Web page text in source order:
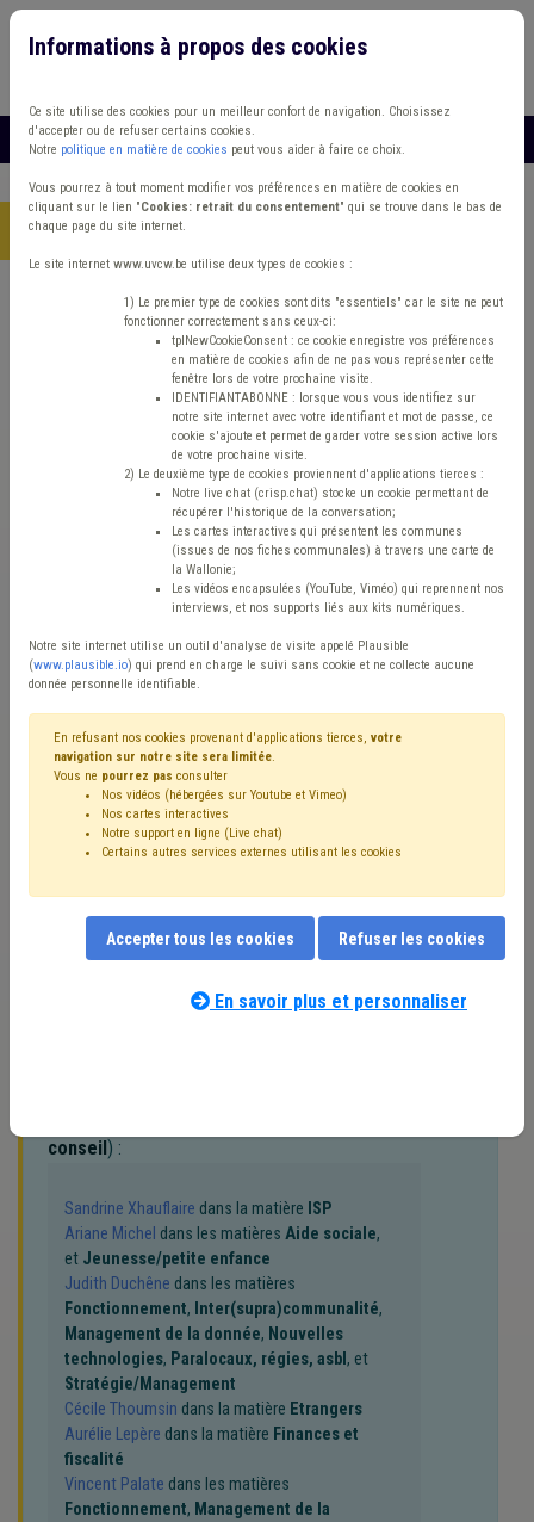
Accueil > Etudes et chiffres CPAS Aide sociale
Trouver un contenu
Etudes et chiffres CPAS Aide sociale
Etudes et chiffres
Filtrer cette requête avec des mots-clés
⇒ CPAS (retirer le mot clé)
Fonds social(2) GRD(2) Électricité
Emploi(2) Gaz(2) Maison de repos
Précarité énergétique (2) Coronavirus(2) Mazout
(1) Enquête(1) Salaire(1) Droit de tirage(1)
(1)
conseil) :
Sandrine Xhauflaire dans la matière ISP
Ariane Michel dans les matièresAide sociale,
et Jeunesse/petite enfance
Judith Duchêne dans les matières
Fonctionnement, Inter(supra)communalité,
Management de la donnée, Nouvelles
technologies, Paralocaux, régies, asbl, et
Stratégie/Management
Cécile Thoumsin dans la matière Etrangers
Aurélie Lepère dans la matière Finances et
fiscalité
Vincent Palate dans les matières
Fonctionnement, Management de la
Informations à propos des cookies
Ce site utilise des cookies pour un meilleur confort de navigation. Choisissez
d'accepter ou de refuser certains cookies.
Notre politique en matière de cookies peut vous aider à faire ce choix.
Vous pourrez à tout moment modifier vos préférences en matière de cookies en
cliquant sur le lien "Cookies: retrait du consentement" qui se trouve dans le bas de
chaque page du site internet.
Le site internet www.uvcw.be utilise deux types de cookies :
1) Le premier type de cookies sont dits "essentiels" car le site ne peut
fonctionner correctement sans ceux-ci:
tplNewCookieConsent : ce cookie enregistre vos préférences
en matière de cookies afin de ne pas vous représenter cette
fenêtre lors de votre prochaine visite.
IDENTIFIANTABONNE : lorsque vous vous identifiez sur
notre site internet avec votre identifiant et mot de passe, ce
cookie s'ajoute et permet de garder votre session active lors
de votre prochaine visite.
2) Le deuxième type de cookies proviennent d'applications tierces :
Notre live chat (crisp.chat) stocke un cookie permettant de
récupérer l'historique de la conversation;
Les cartes interactives qui présentent les communes
(issues de nos fiches communales) à travers une carte de
la Wallonie;
Les vidéos encapsulées (YouTube, Viméo) qui reprennent nos
interviews, et nos supports liés aux kits numériques.
Notre site internet utilise un outil d'analyse de visite appelé Plausible
(www.plausible.io) qui prend en charge le suivi sans cookie et ne collecte aucune
donnée personnelle identifiable.
En refusant nos cookies provenant d'applications tierces, votre
navigation sur notre site sera limitée.
Vous ne pourrez pas consulter
Nos vidéos (hébergées sur Youtube et Vimeo)
Nos cartes interactives
Notre support en ligne (Live chat)
Certains autres services externes utilisant les cookies
Accepter tous les cookies Refuser les cookies
En savoir plus et personnaliser